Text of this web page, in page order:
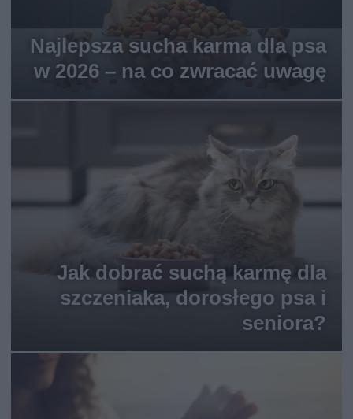
Najlepsza sucha karma dla psa
w 2026 – na co zwracać uwagę
Jak dobrać suchą karmę dla
szczeniaka, dorosłego psa i
seniora?